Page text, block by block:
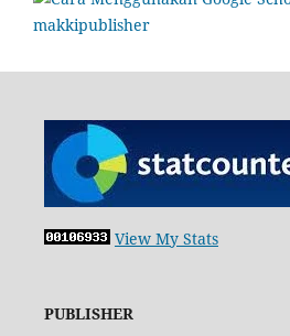
View My Stats
PUBLISHER